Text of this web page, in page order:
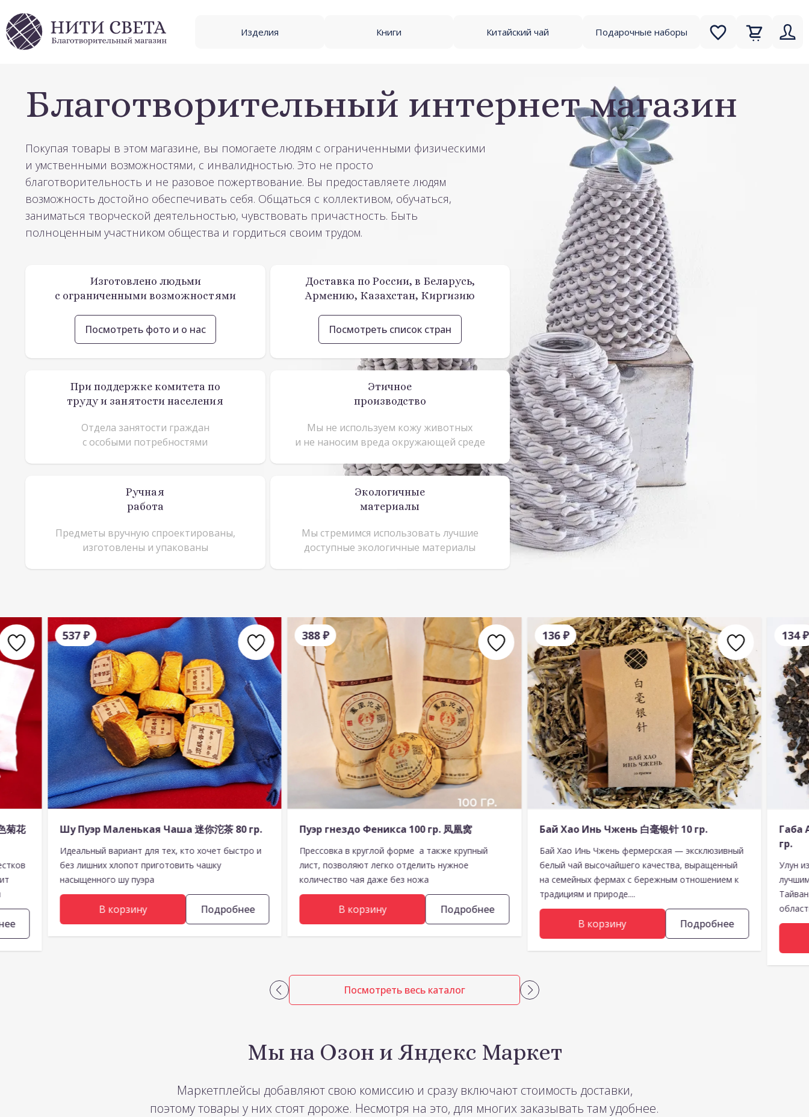
Изделия Книги Китайский чай Подарочные наборы
Благотворительный интернет магазин
Покупая товары в этом магазине, вы помогаете людям с ограниченными физическими
и умственными возможностями, с инвалидностью. Это не просто
благотворительность и не разовое пожертвование. Вы предоставляете людям
возможность достойно обеспечивать себя. Общаться с коллективом, обучаться,
заниматься творческой деятельностью, чувствовать причастность. Быть
полноценным участником общества и гордиться своим трудом.
Изготовлено людьми
с ограниченными возможностями
Посмотреть фото и о нас
Доставка по России, в Беларусь,
Армению, Казахстан, Киргизию
Посмотреть список стран
При поддержке комитета по
труду и занятости населения
Отдела занятости граждан
с особыми потребностями
Этичное
производство
Мы не используем кожу животных
и не наносим вреда окружающей среде
Ручная
работа
Предметы вручную спроектированы,
изготовлены и упакованы
Экологичные
материалы
Мы стремимся использовать лучшие
доступные экологичные материалы
菊花
537₽
Шу Пуэр Маленькая Чаша 迷你沱茶 80 гр.
В корзину Подробнее
Идеальный вариант для тех, кто хочет быстро и
без лишних хлопот приготовить чашку
насыщенного шу пуэра
388₽
Пуэр гнездо Феникса 100 гр. 凤凰窝
В корзину Подробнее
Прессовка в круглой форме а также крупный
лист, позволяют легко отделить нужное
количество чая даже без ножа
136₽
Бай Хао Инь Чжень 白毫银针 10 гр.
В корзину Подробнее
Бай Хао Инь Чжень фермерская — эксклюзивный
белый чай высочайшего качества, выращенный
на семейных фермах с бережным отношением к
традициям и природе....
134₽
Габа
гр.
Улун
Посмотреть весь каталог
Мы на Озон и Яндекс Маркет
Маркетплейсы добавляют свою комиссию и сразу включают стоимость доставки,
поэтому товары у них стоят дороже. Несмотря на это, для многих заказывать там удобнее.